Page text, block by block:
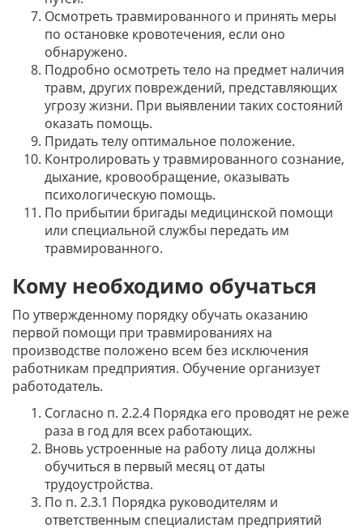
Осмотреть травмированного и принять меры
по остановке кровотечения, если оно
обнаружено.
Подробно осмотреть тело на предмет наличия
травм, других повреждений, представляющих
угрозу жизни. При выявлении таких состояний
оказать помощь.
Придать телу оптимальное положение.
Контролировать у травмированного сознание,
дыхание, кровообращение, оказывать
психологическую помощь.
По прибытии бригады медицинской помощи
или специальной службы передать им
травмированного.
Кому необходимо обучаться
По утвержденному порядку обучать оказанию
первой помощи при травмированиях на
производстве положено всем без исключения
работникам предприятия. Обучение организует
работодатель.
Согласно п. 2.2.4 Порядка его проводят не реже
раза в год для всех работающих.
Вновь устроенные на работу лица должны
обучиться в первый месяц от даты
трудоустройства.
По п. 2.3.1 Порядка руководителям и
ответственным специалистам предприятий